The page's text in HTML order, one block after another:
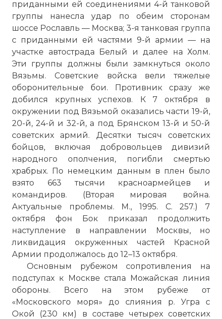
приданными ей соединениями 4-й танковой
группы нанесла удар по обеим сторонам
шоссе Рославль — Москва; 3-я танковая группа
с приданными ей частями 9-й армии — на
участке автострада Белый и далее на Холм.
Эти группы должны были замкнуться около
Вязьмы. Советские войска вели тяжелые
оборонительные бои. Противник сразу же
добился крупных успехов. К 7 октября в
окружении под Вязьмой оказались части 19-й,
20-й, 24-й и 32-й, а под Брянском 13-й и 50-й
советских армий. Десятки тысяч советских
бойцов, включая добровольцев дивизий
народного ополчения, погибли смертью
храбрых. По немецким данным в плен было
взято 663 тысячи красноармейцев и
командиров. (Вторая мировая война.
Актуальные проблемы. М., 1995. С. 257.) 7
октября фон Бок приказал продолжить
наступление в направлении Москвы, но
ликвидация окруженных частей Красной
Армии продолжалось до 12–13 октября.
Основным рубежом сопротивления на
подступах к Москве стала Можайская линия
обороны. Всего на этом рубеже от
«Московского моря» до слияния р. Угра с
Окой (230 км) в составе четырех советских